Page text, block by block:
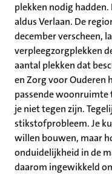
plekken nodig hadden.
aldus Verlaan. De
december verscheen,
verpleegzorgplekken
aantal plekken dat
en Zorg voor Ouderen
passende woonruimte
je niet tegen zijn.
stikstofprobleem. Je
willen bouwen, maar
onduidelijkheid in de
daarom ingewikkeld